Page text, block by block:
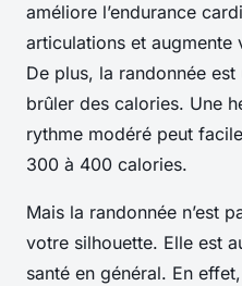
améliore l’endurance
articulations et
De plus, la randonnée
brûler des calories. Une
rythme modéré peut
300 à 400 calories.
Mais la randonnée n’est
votre silhouette. Elle est
santé en général. En